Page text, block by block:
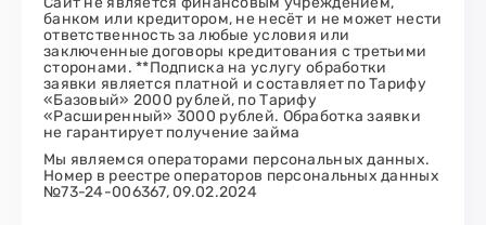
банком или кредитором, не несёт и не может нести
ответственность за любые условия или
заключенные договоры кредитования с третьими
сторонами. **Подписка на услугу обработки
заявки является платной и составляет по Тарифу
«Базовый» 2000 рублей, по Тарифу
«Расширенный» 3000 рублей. Обработка заявки
не гарантирует получение займа
Мы являемся операторами персональных данных.
Номер в реестре операторов персональных данных
№73-24-006367, 09.02.2024